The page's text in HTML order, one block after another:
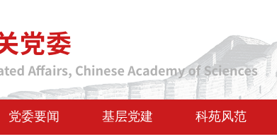
党委要闻 基层党建 科苑风范